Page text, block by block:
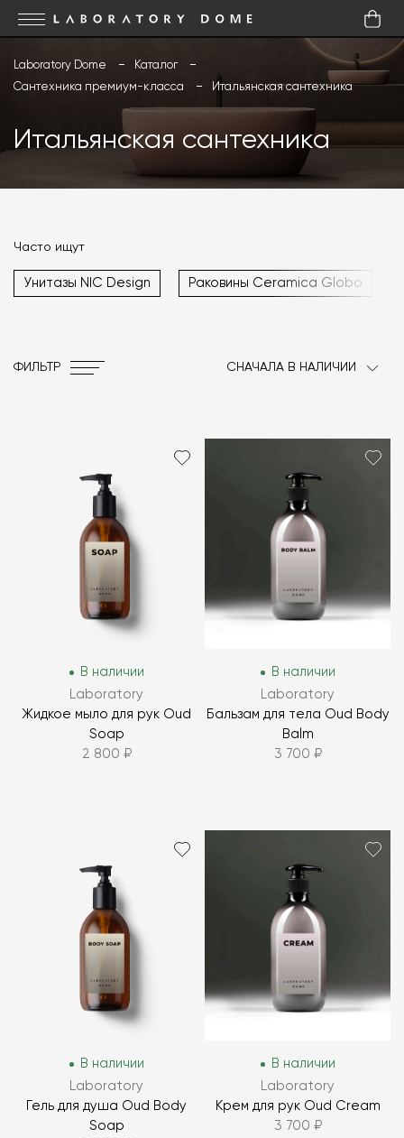
Laboratory Dome
Каталог
Сантехника премиум-класса
Итальянская сантехника
Итальянская сантехника
Часто ищут
Унитазы NIC Design Раковины Ceramica Globo
ФИЛЬТР СНАЧАЛА В НАЛИЧИИ
В наличии
Laboratory
Жидкое мыло для рук Oud
Soap
2 800 ₽
В наличии
Laboratory
Бальзам для тела Oud Body
Balm
3 700 ₽
В наличии
Laboratory
Гель для душа Oud Body
Soap
В наличии
Laboratory
Крем для рук Oud Cream
3 700 ₽